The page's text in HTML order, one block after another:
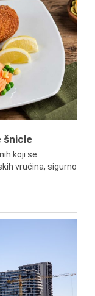
šnicle
koji se
vrućina, sigurno